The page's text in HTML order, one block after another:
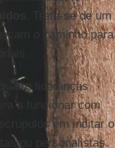
. Trata-se de um
o caminho para
lideranças
a funcionar com
em incitar o
ou personalistas.